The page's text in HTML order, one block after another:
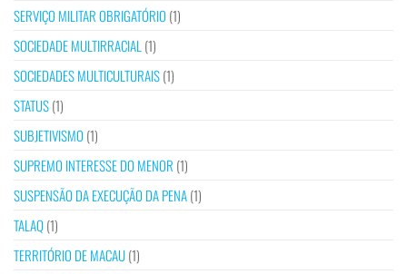
SERVIÇO MILITAR OBRIGATÓRIO (1)
SOCIEDADE MULTIRRACIAL (1)
SOCIEDADES MULTICULTURAIS(1)
STATUS(1)
SUBJETIVISMO (1)
SUPREMO INTERESSE DO MENOR (1)
SUSPENSÃO DA EXECUÇÃO DA PENA(1)
TALAQ(1)
TERRITÓRIO DE MACAU(1)